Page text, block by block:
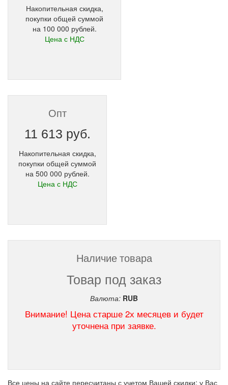
Накопительная скидка,
покупки общей суммой
на 100 000 рублей.
Цена с НДС
Опт
11 613 руб.
Накопительная скидка,
покупки общей суммой
на 500 000 рублей.
Цена с НДС
Наличие товара
Товар под заказ
Валюта: RUB
Внимание! Цена старше 2х месяцев и будет
уточнена при заявке.
Все цены на сайте пересчитаны с учетом Вашей скидки: у Вас